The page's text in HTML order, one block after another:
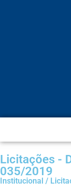
Licitações -
035/2019
Institucional /